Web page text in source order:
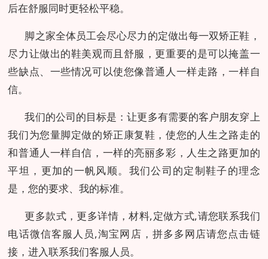
后在舒服同时更轻松平稳。
脚之家全体员工会尽心尽力的定做出每一双矫正鞋，
尽力让做出的鞋美观而且舒服，更重要的是可以掩盖一
些缺点、一些情况可以使您像普通人一样走路，一样自
信。
我们的公司的目标是：让更多有需要的客户朋友穿上
我们为您量脚定做的矫正康复鞋，使您的人生之路走的
和普通人一样自信，一样的亮丽多彩，人生之路更加的
平坦，更加的一帆风顺。我们公司的定制鞋子的理念
是，您的要求、我的标准。
更多款式，更多详情，材料,定做方式,请您联系我们
电话微信客服人员,淘宝网店，拼多多网店请您点击链
接，进入联系我们客服人员。